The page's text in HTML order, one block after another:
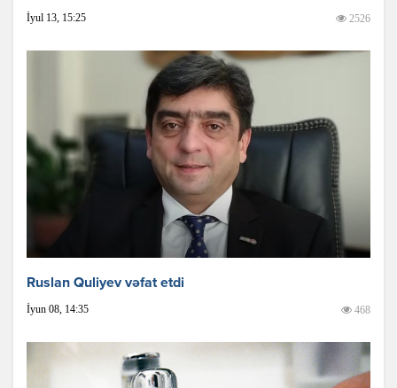
İyul 13, 15:25 2526
Ruslan Quliyev vəfat etdi
İyun 08, 14:35 468